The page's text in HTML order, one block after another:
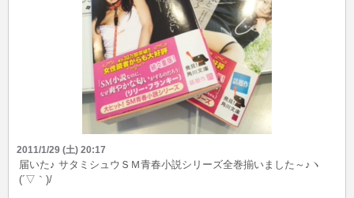
2011/1/29 (土) 20:17
届いた♪ サタミシュウＳＭ青春小説シリーズ全巻揃いました～♪ヽ
(´▽｀)/